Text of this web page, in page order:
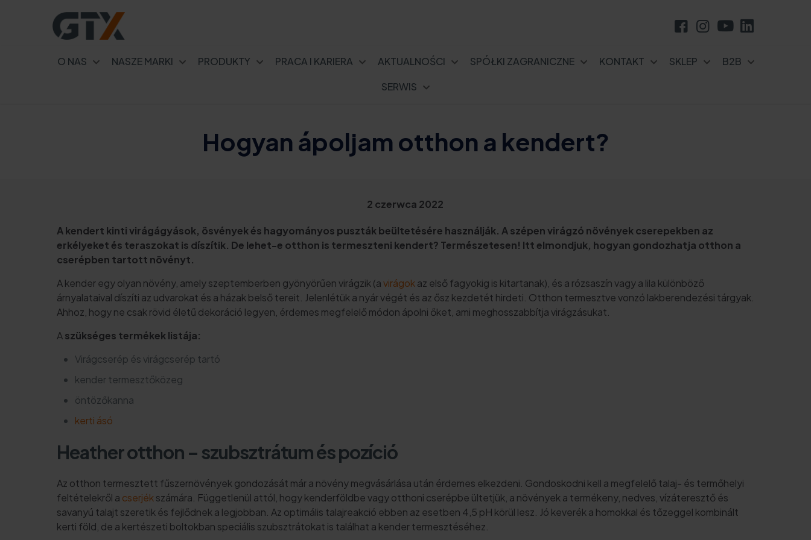
O NAS NASZE MARKI PRODUKTY PRACA I KARIERA AKTUALNOŚCI SPÓŁKI ZAGRANICZNE KONTAKT SKLEP
B2B
SERWIS
Hogyan ápoljam otthon a kendert?
2 czerwca 2022
A kendert kinti virágágyások, ösvények és hagyományos puszták beültetésére használják. A szépen virágzó növények cserepekben az
erkélyeket és teraszokat is díszítik. De lehet-e otthon is termeszteni kendert? Természetesen! Itt elmondjuk, hogyan gondozhatja otthon a
cserépben tartott növényt.
A kender egy olyan növény, amely szeptemberben gyönyörűen virágzik (avirágokaz első fagyokig is kitartanak), és a rózsaszín vagy a lila különböző
árnyalataival díszíti az udvarokat és a házak belső tereit. Jelenlétük a nyár végét és az ősz kezdetét hirdeti. Otthon termesztve vonzó lakberendezési tárgyak.
Ahhoz, hogy ne csak rövid életű dekoráció legyen, érdemes megfelelő módon ápolni őket, ami meghosszabbítja virágzásukat.
Aszükséges termékek listája:
Virágcserép és virágcserép tartó
kender termesztőközeg
öntözőkanna
kerti ásó
Heather otthon – szubsztrátum és pozíció
Az otthon termesztett fűszernövények gondozását már a növény megvásárlása után érdemes elkezdeni. Gondoskodni kell a megfelelő talaj- és termőhelyi
feltételekről a cserjékszámára. Függetlenül attól, hogy kenderföldbe vagy otthoni cserépbe ültetjük, a növények a termékeny, nedves, vízáteresztő és
savanyú talajt szeretik és fejlődnek a legjobban. Az optimális talajreakció ebben az esetben 4,5 pH körül lesz. Jó keverék a homokkal és tőzeggel kombinált
kerti föld, de a kertészeti boltokban speciális szubsztrátokat is találhat a kender termesztéséhez.